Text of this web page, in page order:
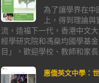
為了讓學界在中
上，得到理論
流，造福下一代，香港中文
經學研究院和馮燊均國學基
目」，歡迎學校、教師和家
惠僑英文中學：